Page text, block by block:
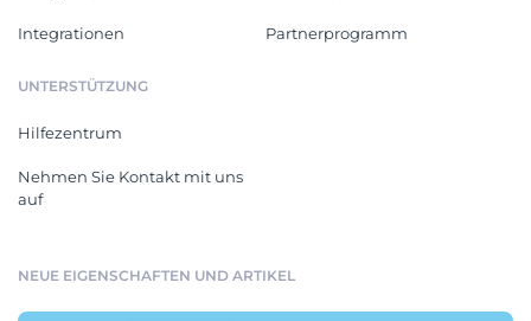
Integrationen Partnerprogramm
UNTERSTÜTZUNG
Hilfezentrum
Nehmen Sie Kontakt mit uns
auf
NEUE EIGENSCHAFTEN UND ARTIKEL